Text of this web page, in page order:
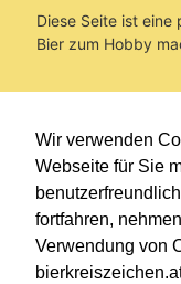
Wir verwenden
Webseite für Sie
fortfahren,
Verwendung von
Diese Seite ist eine
Bier zum Hobby
Sie befinden sich
im Pfad:Übers Bier
Erstellt: 2013-09-25
Links